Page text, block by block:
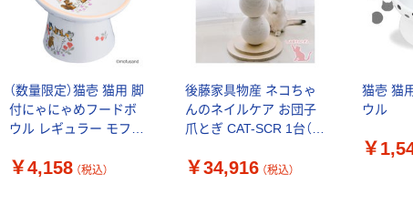
（数量限定）猫壱 猫用 脚
付にゃにゃめフードボ
ウル レギュラー モフサ
￥4,158 （税込）
後藤家具物産 ネコちゃ
んのネイルケア お団子
爪とぎ CAT-SCR 1台（直
￥34,916 （税込）
猫壱 猫
ウル
￥